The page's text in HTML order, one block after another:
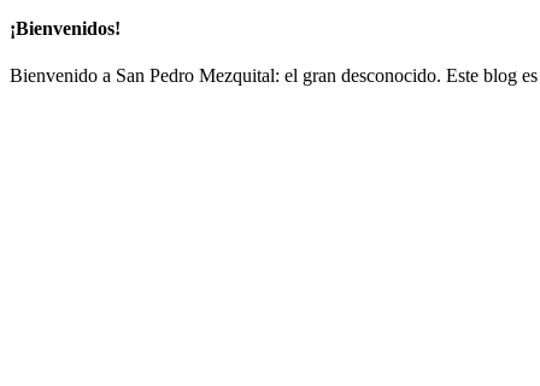
¡Bienvenidos!
Bienvenido a San Pedro Mezquital: el gran desconocido. Este blog